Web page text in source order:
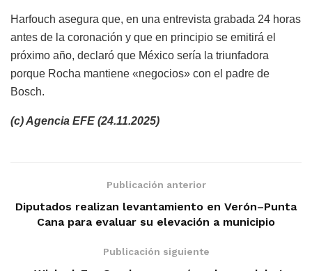
Harfouch asegura que, en una entrevista grabada 24 horas
antes de la coronación y que en principio se emitirá el
próximo año, declaró que México sería la triunfadora
porque Rocha mantiene «negocios» con el padre de
Bosch.
(c) Agencia EFE (24.11.2025)
Publicación anterior
Diputados realizan levantamiento en Verón–Punta
Cana para evaluar su elevación a municipio
Publicación siguiente